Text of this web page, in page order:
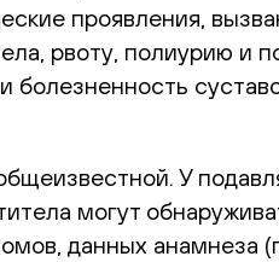
проявления,
рвоту, полиурию и
болезненность
У
могут
данных